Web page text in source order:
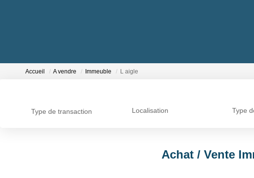
Accueil A vendre Immeuble L aigle
Type de transaction Localisation Type
Achat / Vente